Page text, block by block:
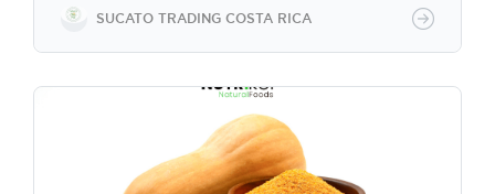
SUCATO TRADING COSTA RICA